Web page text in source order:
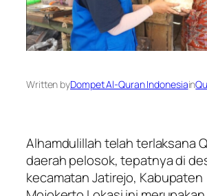
Written byDompet Al-Quran Indonesiain
Alhamdulillah telah terlaksana
daerah pelosok, tepatnya di
kecamatan Jatirejo, Kabupaten